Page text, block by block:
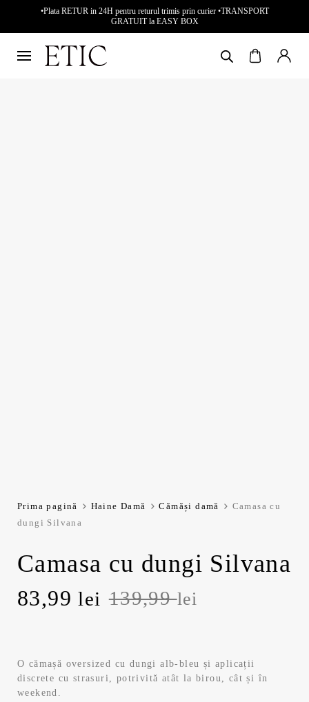
•Plata RETUR in 24H pentru returul trimis prin curier •TRANSPORT
GRATUIT la EASY BOX
Prima pagină Haine Damă Cămăși damă
Camasa cu
dungi Silvana
Camasa cu dungi Silvana
139,99lei
P
e
ț
83,99lei
P
e
ț
O cămașă oversized cu dungi alb-bleu și aplicații
discrete cu strasuri, potrivită atât la birou, cât și în
weekend.